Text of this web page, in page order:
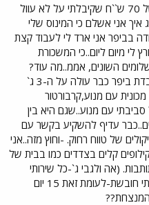
בואי..בואי תחרות! יש לי דו``ח של 70 ש``ח שקיבלתי על לא עוול
איך אני אשלם כי המינוס שלי
בביפר אני ארד לי לעבוד קצת
לי מיום ליום..כי המשכורת
לתשלומים השונים, אממ..מה עוד?
אהה-אני חושבת שזה שאני עובדת ביפר כבר עולה על ה-3 ג`
עם מנוע,קרבורטור
עם מנוע..שגם היא בין
עדיף להשקיע בקשר עם
של טווח רחוק. -וחוץ מזה..אני
קלים בצדדים כמו בבית של
(אה ולגבי ג`-כל שירותי
קיבלתי סה``כ 4 ג` וזה עוד בהיותי חובשת-לעומת זאת 15 יום
המנצחת??